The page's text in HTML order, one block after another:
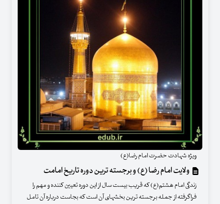
ویژه شهادت حضرت امام رضا(ع)
ولایت امام رضا (ع) و برجسته ترین دوره تاریخ امامت
زندگی امام هشتم(ع) که قریب بیست سال از این دوره تعیین کننده و مهم را
فراگرفته از جمله برجسته ترین بخشهای آن است که بجاست درباره آن تامل